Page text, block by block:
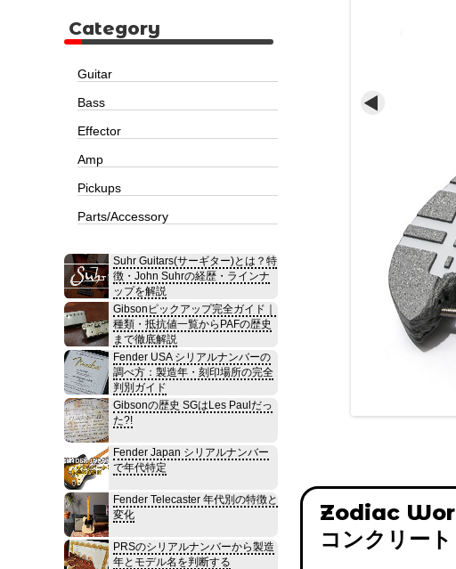
Zodiac
コンクリート
Category
Guitar
Bass
Effector
Amp
Pickups
Parts/Accessory
Suhr Guitars(サーギター)とは？特
徴・John Suhrの経歴・ラインナ
ップを解説
Gibsonピックアップ完全ガイド｜
種類・抵抗値一覧からPAFの歴史
まで徹底解説
Fender USA シリアルナンバーの
調べ方：製造年・刻印場所の完全
判別ガイド
Gibsonの歴史 SGはLes Paulだっ
た?!
Fender Japan シリアルナンバー
で年代特定
Fender Telecaster 年代別の特徴と
変化
PRSのシリアルナンバーから製造
年とモデル名を判断する